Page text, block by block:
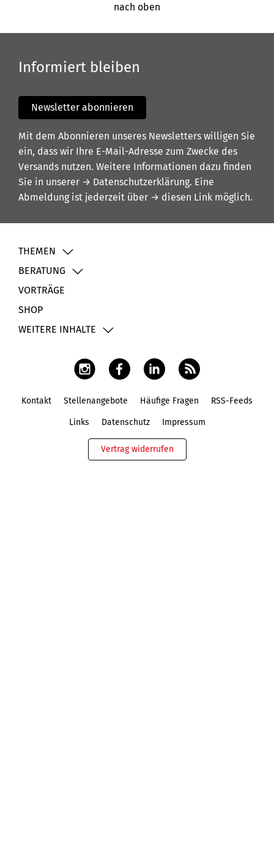
nach oben
Informiert bleiben
Newsletter abonnieren
Mit dem Abonnieren unseres Newsletters willigen Sie
ein, dass wir Ihre E-Mail-Adresse zum Zwecke des
Versands nutzen. Weitere Informationen dazu finden
Sie in unserer → Datenschutzerklärung. Eine
Abmeldung ist jederzeit über → diesen Link möglich.
THEMEN
BERATUNG
VORTRÄGE
SHOP
WEITERE INHALTE
Kontakt Stellenangebote Häufige Fragen RSS-Feeds
Links Datenschutz Impressum
Vertrag widerrufen